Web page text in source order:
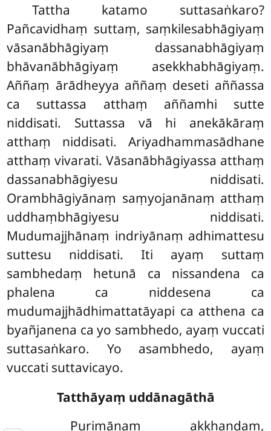
Tattha katamo suttasaṅkaro?
Pañcavidhaṃ suttaṃ, saṃkilesabhāgiyaṃ
vāsanābhāgiyaṃ dassanabhāgiyaṃ
bhāvanābhāgiyaṃ asekkhabhāgiyaṃ.
Aññaṃ ārādheyya aññaṃ deseti aññassa
ca suttassa atthaṃ aññamhi sutte
niddisati. Suttassa vā hi anekākāraṃ
atthaṃ niddisati. Ariyadhammasādhane
atthaṃ vivarati. Vāsanābhāgiyassa atthaṃ
dassanabhāgiyesu niddisati.
Orambhāgiyānaṃ saṃyojanānaṃ atthaṃ
uddhaṃbhāgiyesu niddisati.
Mudumajjhānaṃ indriyānaṃ adhimattesu
suttesu niddisati. Iti ayaṃ suttaṃ
sambhedaṃ hetunā ca nissandena ca
phalena ca niddesena ca
mudumajjhādhimattatāyapi ca atthena ca
byañjanena ca yo sambhedo, ayaṃ vuccati
suttasaṅkaro. Yo asambhedo, ayaṃ
vuccati suttavicayo.
Tatthāyaṃ uddānagāthā
Purimānaṃ akkhaṇḍaṃ,